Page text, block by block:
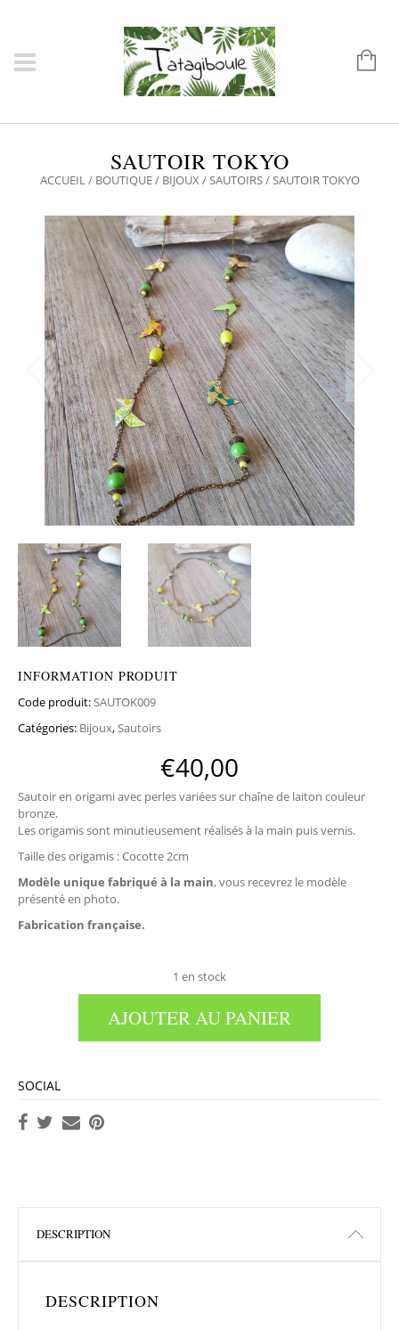
SAUTOIR TOKYO
ACCUEIL/ BOUTIQUE/ BIJOUX /SAUTOIRS/ SAUTOIR TOKYO
INFORMATION PRODUIT
Code produit:SAUTOK009
Catégories: Bijoux,Sautoirs
€40,00
Sautoir en origami avec perles variées sur chaîne de laiton couleur
bronze.
Les origamis sont minutieusement réalisés à la main puis vernis.
Taille des origamis : Cocotte 2cm
Modèle unique fabriqué à la main, vous recevrez le modèle
présenté en photo.
Fabrication française.
1 en stock
AJOUTER AU PANIER
SOCIAL
DESCRIPTION
DESCRIPTION